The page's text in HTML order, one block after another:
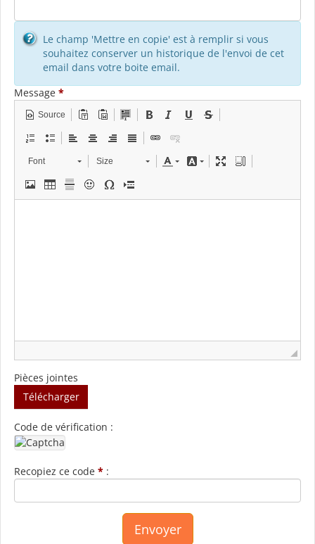
Le champ 'Mettre en copie' est à remplir si vous
souhaitez conserver un historique de l'envoi de cet
email dans votre boite email.
Message *
Source
Font Size
Pièces jointes
Télécharger
Code de vérification :
Recopiez ce code * :